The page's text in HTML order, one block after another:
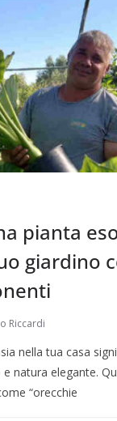
pianta
giardino
Riccardi
nella tua casa
natura elegante.
“orecchie